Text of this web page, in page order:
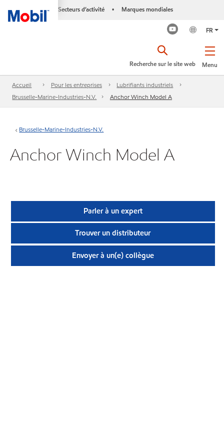
Secteurs d’activité • Marques mondiales
FR
Menu
Recherche sur le site web
Accueil Pour les entreprises
Lubrifiants industriels
Brusselle-Marine-Industries-N.V.
Anchor Winch Model A
Brusselle-Marine-Industries-N.V.
Anchor Winch Model A
Parler à un expert
Trouver un distributeur
Envoyer à un(e) collègue